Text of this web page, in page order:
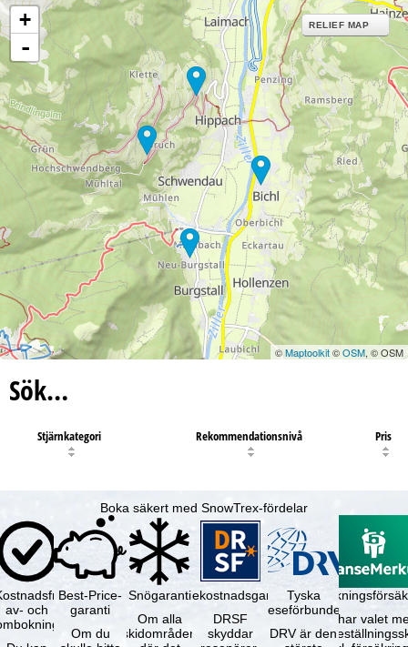
+
-
RELIEF MAP
©Maptoolkit©OSM, © OSM
Sök…
Stjärnkategori Rekommendationsnivå Pris
Boka säkert med SnowTrex-fördelar
av- och
Best-Price-
garanti
Om du
Snögaranti
Om alla
skidområden
Resekostnadsgaranti
DRSF
skyddar
Tyska
reseförbundet
DRV är den
Du har valet